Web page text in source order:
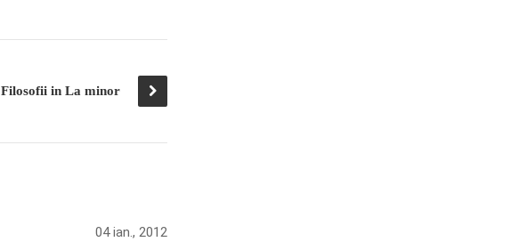
Filosofii in La minor
04 ian., 2012